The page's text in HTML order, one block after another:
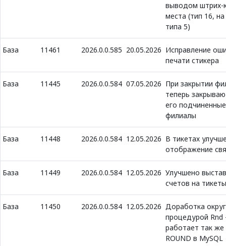
выводом штрих-
места (тип 16,
типа 5)
База 11461 2026.0.0.585 20.05.2026 Исправление
печати стикера
База 11445 2026.0.0.584 07.05.2026 При закрытии
теперь
его подчиненные
филиалы
База 11448 2026.0.0.584 12.05.2026 В тикетах
отображение
База 11449 2026.0.0.584 12.05.2026 Улучшено
счетов на тикеты
База 11450 2026.0.0.584 12.05.2026 Доработка
процедурой Rnd
работает так же
ROUND в MySQL